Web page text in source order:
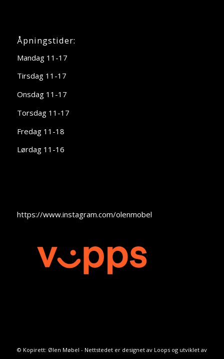
Åpningstider:
Mandag 11-17
Tirsdag 11-17
Onsdag 11-17
Torsdag 11-17
Fredag 11-18
Lørdag 11-16
https://www.instagram.com/olenmobel
© Kopirett: Ølen Møbel - Nettstedet er designet av Loopsog utviklet av